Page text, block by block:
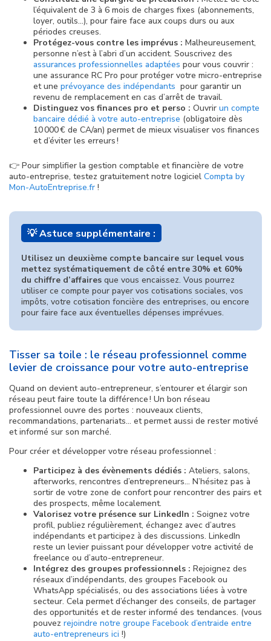
l’équivalent de 3 à 6 mois de charges fixes (abonnements,
loyer, outils…), pour faire face aux coups durs ou aux
périodes creuses.
Protégez-vous contre les imprévus : Malheureusement,
personne n’est à l’abri d’un accident. Souscrivez des
assurances professionnelles adaptées pour vous couvrir :
une assurance RC Pro pour protéger votre micro-entreprise
et une prévoyance des indépendants pour garantir un
revenu de remplacement en cas d’arrêt de travail.
Distinguez vos finances pro et perso : Ouvrir un compte
bancaire dédié à votre auto-entreprise (obligatoire dès
10 000 € de CA/an) permet de mieux visualiser vos finances
et d’éviter les erreurs !
👉 Pour simplifier la gestion comptable et financière de votre
auto-entreprise, testez gratuitement notre logiciel Compta by
Mon-AutoEntreprise.fr !
💡 Astuce supplémentaire :
Utilisez un deuxième compte bancaire sur lequel vous
mettez systématiquement de côté entre 30% et 60%
du chiffre d’affaires que vous encaissez. Vous pourrez
utiliser ce compte pour payer vos cotisations sociales, vos
impôts, votre cotisation foncière des entreprises, ou encore
pour faire face aux éventuelles dépenses imprévues.
Tisser sa toile : le réseau professionnel comme
levier de croissance pour votre auto-entreprise
Quand on devient auto-entrepreneur, s’entourer et élargir son
réseau peut faire toute la différence ! Un bon réseau
professionnel ouvre des portes : nouveaux clients,
recommandations, partenariats… et permet aussi de rester motivé
et informé sur son marché.
Pour créer et développer votre réseau professionnel :
Participez à des évènements dédiés : Ateliers, salons,
afterworks, rencontres d’entrepreneurs… N’hésitez pas à
sortir de votre zone de confort pour rencontrer des pairs et
des prospects, même localement.
Valorisez votre présence sur LinkedIn : Soignez votre
profil, publiez régulièrement, échangez avec d’autres
indépendants et participez à des discussions. LinkedIn
reste un levier puissant pour développer votre activité de
freelance ou d’auto-entrepreneur.
Intégrez des groupes professionnels : Rejoignez des
réseaux d’indépendants, des groupes Facebook ou
WhatsApp spécialisés, ou des associations liées à votre
secteur. Cela permet d’échanger des conseils, de partager
des opportunités et de rester informé des tendances. (vous
pouvez rejoindre notre groupe Facebook d’entraide entre
auto-entrepreneurs ici !)